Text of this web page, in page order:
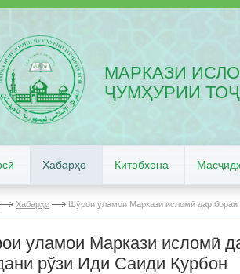
МАРКАЗИ
ҶУМҲУРИИ
Хабарҳо Китобхона
Хабарҳо Шӯрои уламои Маркази исломӣ дар
уламои Маркази исломӣ
рўзи Иди Саиди Қурбон